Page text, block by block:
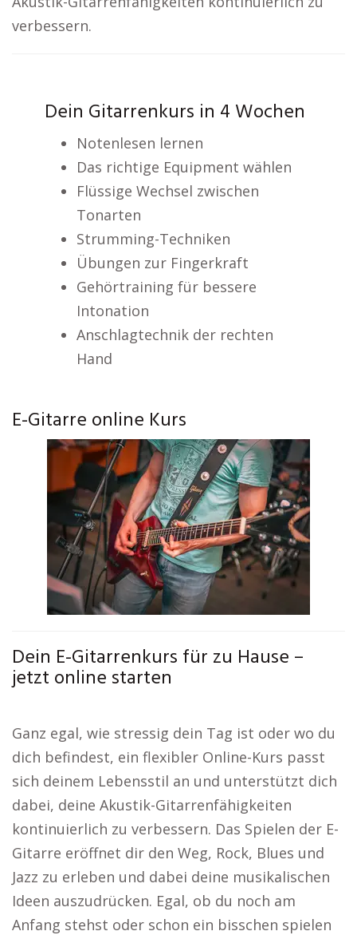
verbessern.
Dein Gitarrenkurs in 4 Wochen
Notenlesen lernen
Das richtige Equipment wählen
Flüssige Wechsel zwischen
Tonarten
Strumming-Techniken
Übungen zur Fingerkraft
Gehörtraining für bessere
Intonation
Anschlagtechnik der rechten
Hand
E-Gitarre online Kurs
Dein E-Gitarrenkurs für zu Hause –
jetzt online starten
Ganz egal, wie stressig dein Tag ist oder wo du
dich befindest, ein flexibler Online-Kurs passt
sich deinem Lebensstil an und unterstützt dich
dabei, deine Akustik-Gitarrenfähigkeiten
kontinuierlich zu verbessern. Das Spielen der E-
Gitarre eröffnet dir den Weg, Rock, Blues und
Jazz zu erleben und dabei deine musikalischen
Ideen auszudrücken. Egal, ob du noch am
Anfang stehst oder schon ein bisschen spielen